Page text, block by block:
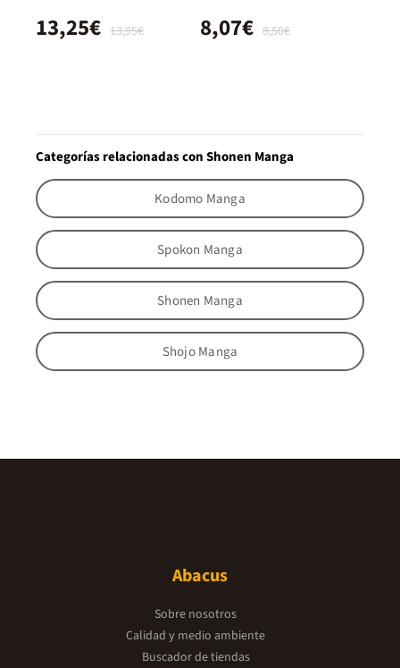
13,95€
13,25€ 8,50€
8,07€
Categorías relacionadas con Shonen Manga
Kodomo Manga
Spokon Manga
Shonen Manga
Shojo Manga
Abacus
Sobre nosotros
Calidad y medio ambiente
Buscador de tiendas